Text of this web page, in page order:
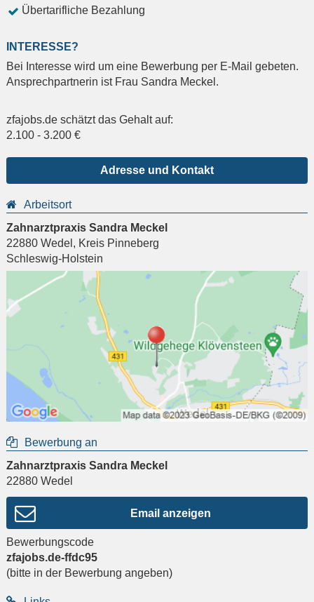
Übertarifliche Bezahlung
INTERESSE?
Bei Interesse wird um eine Bewerbung per E-Mail gebeten.
Ansprechpartnerin ist Frau Sandra Meckel.
zfajobs.de schätzt das Gehalt auf:
2.100 - 3.200 €
Adresse und Kontakt
Arbeitsort
Zahnarztpraxis Sandra Meckel
22880 Wedel , Kreis Pinneberg
Schleswig-Holstein
Bewerbung an
Zahnarztpraxis Sandra Meckel
22880 Wedel
Email anzeigen
Bewerbungscode
zfajobs.de-ffdc95
(bitte in der Bewerbung angeben)